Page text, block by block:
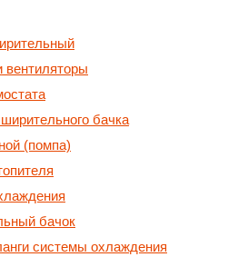
бачка
(помпа)
бачок
системы охлаждения